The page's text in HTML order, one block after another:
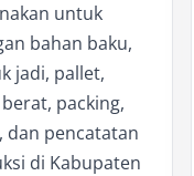
untuk
bahan baku,
jadi, pallet,
packing,
dan pencatatan
di Kabupaten